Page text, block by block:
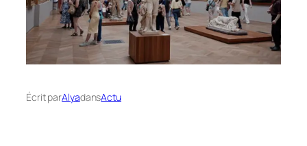
Écrit parAlyadansActu